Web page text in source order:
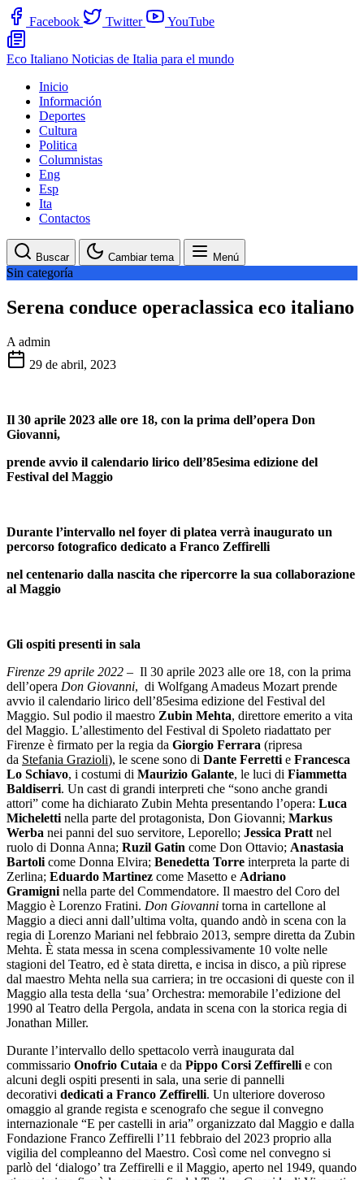
Facebook Twitter YouTube
Eco Italiano Noticias de Italia para el mundo
Inicio
Información
Deportes
Cultura
Politica
Columnistas
Eng
Esp
Ita
Contactos
Buscar Cambiar tema Menú
Sin categoría
Serena conduce operaclassica eco italiano
A admin
29 de abril, 2023
Il 30 aprile 2023 alle ore 18, con la prima dell’opera Don
Giovanni,
prende avvio il calendario lirico dell’85esima edizione del
Festival del Maggio
Durante l’intervallo nel foyer di platea verrà inaugurato un
percorso fotografico dedicato a Franco Zeffirelli
nel centenario dalla nascita che ripercorre la sua collaborazione
al Maggio
Gli ospiti presenti in sala
Firenze 29 aprile 2022 – Il 30 aprile 2023 alle ore 18, con la prima
dell’opera Don Giovanni, di Wolfgang Amadeus Mozart prende
avvio il calendario lirico dell’85esima edizione del Festival del
Maggio. Sul podio il maestro Zubin Mehta, direttore emerito a vita
del Maggio. L’allestimento del Festival di Spoleto riadattato per
Firenze è firmato per la regia da Giorgio Ferrara (ripresa
da Stefania Grazioli), le scene sono di Dante Ferretti e Francesca
Lo Schiavo, i costumi di Maurizio Galante, le luci di Fiammetta
Baldiserri. Un cast di grandi interpreti che “sono anche grandi
attori” come ha dichiarato Zubin Mehta presentando l’opera: Luca
Micheletti nella parte del protagonista, Don Giovanni; Markus
Werba nei panni del suo servitore, Leporello; Jessica Pratt nel
ruolo di Donna Anna; Ruzil Gatin come Don Ottavio; Anastasia
Bartoli come Donna Elvira; Benedetta Torre interpreta la parte di
Zerlina; Eduardo Martinez come Masetto e Adriano
Gramigni nella parte del Commendatore. Il maestro del Coro del
Maggio è Lorenzo Fratini. Don Giovanni torna in cartellone al
Maggio a dieci anni dall’ultima volta, quando andò in scena con la
regia di Lorenzo Mariani nel febbraio 2013, sempre diretta da Zubin
Mehta. È stata messa in scena complessivamente 10 volte nelle
stagioni del Teatro, ed è stata diretta, e incisa in disco, a più riprese
dal maestro Mehta nella sua carriera; in tre occasioni di queste con il
Maggio alla testa della ‘sua’ Orchestra: memorabile l’edizione del
1990 al Teatro della Pergola, andata in scena con la storica regia di
Jonathan Miller.
Durante l’intervallo dello spettacolo verrà inaugurata dal
commissario Onofrio Cutaia e da Pippo Corsi Zeffirelli e con
alcuni degli ospiti presenti in sala, una serie di pannelli
decorativi dedicati a Franco Zeffirelli. Un ulteriore doveroso
omaggio al grande regista e scenografo che segue il convegno
internazionale “E per castelli in aria” organizzato dal Maggio e dalla
Fondazione Franco Zeffirelli l’11 febbraio del 2023 proprio alla
vigilia del compleanno del Maestro. Così come nel convegno si
parlò del ‘dialogo’ tra Zeffirelli e il Maggio, aperto nel 1949, quando